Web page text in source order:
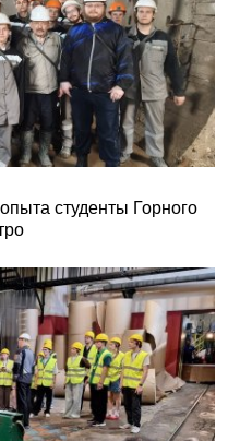
студенты Горного